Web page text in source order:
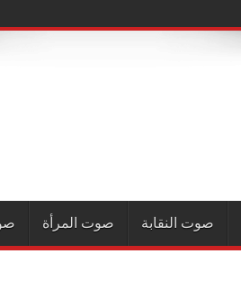
صوت النقابة صوت المرأة